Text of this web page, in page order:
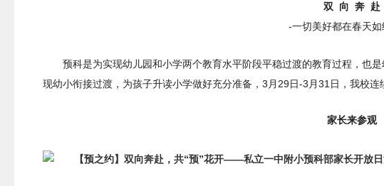
双 向 奔 赴
-一切美好都在春天如
预科是为实现幼儿园和小学两个教育水平阶段平稳过渡的教育过程，也
现幼小衔接过渡，为孩子升读小学做好充分准备，3月29日-3月31日，我校连
家长来参观